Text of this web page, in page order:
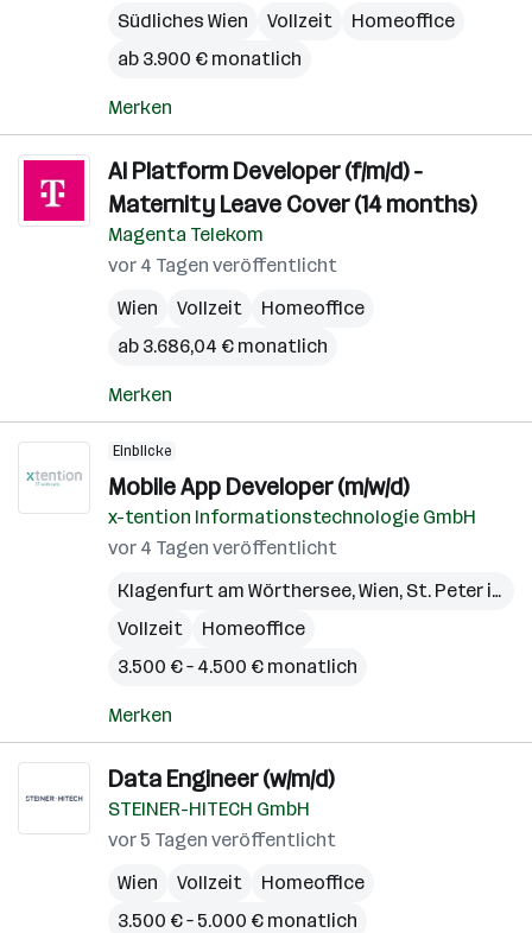
Südliches Wien
Vollzeit
Homeoffice
ab 3.900 € monatlich
Merken
AI Platform Developer (f/m/d) -
Maternity Leave Cover (14 months)
Magenta Telekom
vor 4 Tagen veröffentlicht
Wien
Vollzeit
Homeoffice
ab 3.686,04 € monatlich
Merken
Einblicke
Mobile App Developer (m/w/d)
x-tention Informationstechnologie GmbH
vor 4 Tagen veröffentlicht
Klagenfurt am Wörthersee,Wien, St. Peter in der Au
Vollzeit
Homeoffice
3.500 € – 4.500 € monatlich
Merken
Data Engineer (w/m/d)
STEINER-HITECH GmbH
vor 5 Tagen veröffentlicht
Wien
Vollzeit
Homeoffice
3.500 € – 5.000 € monatlich